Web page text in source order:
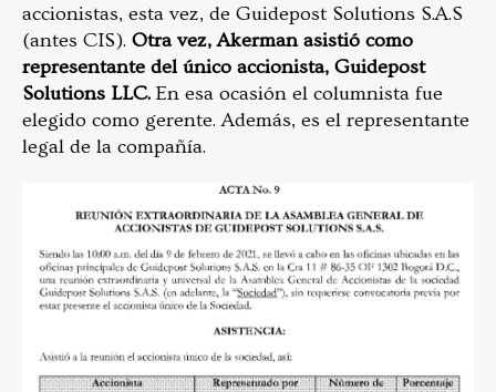
accionistas, esta vez, de Guidepost Solutions S.A.S
(antes CIS). Otra vez, Akerman asistió como
representante del único accionista, Guidepost
Solutions LLC. En esa ocasión el columnista fue
elegido como gerente. Además, es el representante
legal de la compañía.